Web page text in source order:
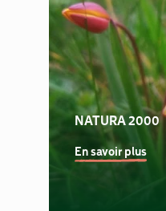
NATURA 2000
En savoir plus